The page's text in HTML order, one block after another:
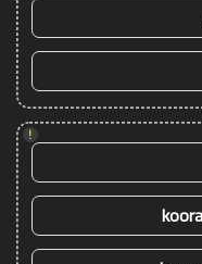
!